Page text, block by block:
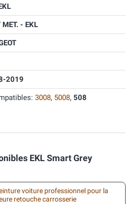
MET. - EKL
2019
3008, 5008, 508
EKL Smart Grey
voiture professionnel pour la
retouche carrosserie